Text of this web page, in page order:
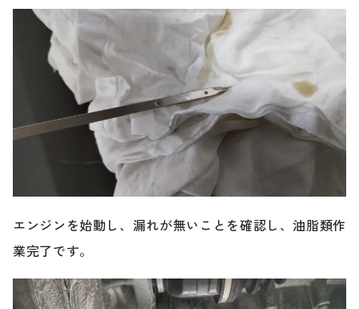
エンジンを始動し、漏れが無いことを確認し、油脂類作
業完了です。